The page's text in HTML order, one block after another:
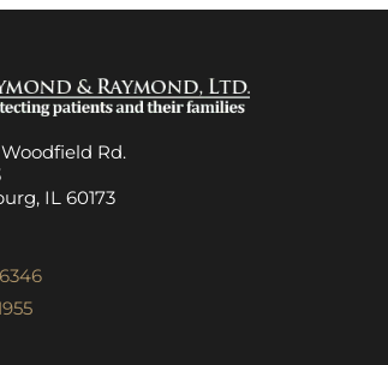
Woodfield Rd.
IL 60173